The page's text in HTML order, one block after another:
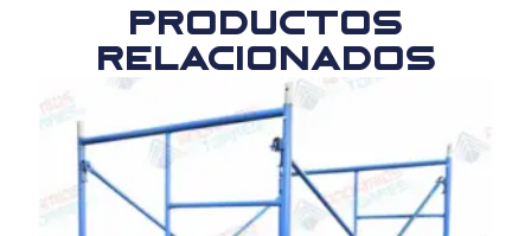
Productos
relacionados